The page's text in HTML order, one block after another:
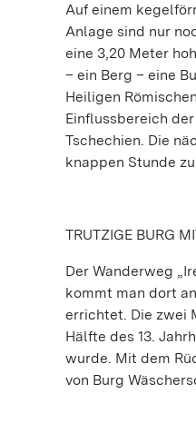
Auf einem
Anlage sind nur
eine 3,20 Meter
– ein Berg – eine
Heiligen
Einflussbereich
Tschechien. Die
knappen Stunde
TRUTZIGE BURG
Der Wanderweg
kommt man dort
errichtet. Die zwei
Hälfte des 13.
wurde. Mit dem
von Burg